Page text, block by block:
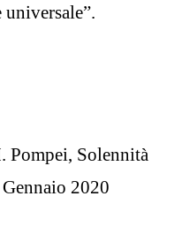
Pompei, Solennità
2020